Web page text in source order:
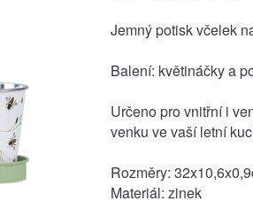
Jemný potisk včelek
Balení: květináčky a
Určeno pro vnitřní i
venku ve vaší letní
Rozměry:
Materiál: zinek